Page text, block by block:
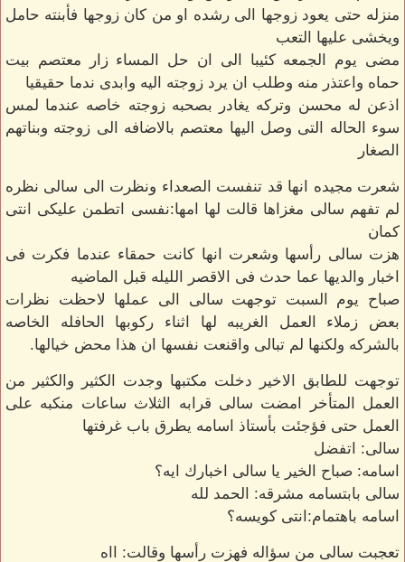
منزله حتى يعود زوجها الى رشده او من كان زوجها فأبنته حامل
ويخشى عليها التعب
مضى يوم الجمعه كئيبا الى ان حل المساء زار معتصم بيت
حماه واعتذر منه وطلب ان يرد زوجته اليه وابدى ندما حقيقيا
اذعن له محسن وتركه يغادر بصحبه زوجته خاصه عندما لمس
سوء الحاله التى وصل اليها معتصم بالاضافه الى زوجته وبناتهم
الصغار
شعرت مجيده انها قد تنفست الصعداء ونظرت الى سالى نظره
لم تفهم سالى مغزاها قالت لها امها:نفسى اتطمن عليكى انتى
كمان
هزت سالى رأسها وشعرت انها كانت حمقاء عندما فكرت فى
اخبار والديها عما حدث فى الاقصر الليله قبل الماضيه
صباح يوم السبت توجهت سالى الى عملها لاحظت نظرات
بعض زملاء العمل الغريبه لها اثناء ركوبها الحافله الخاصه
بالشركه ولكنها لم تبالى واقنعت نفسها ان هذا محض خيالها.
توجهت للطابق الاخير دخلت مكتبها وجدت الكثير والكثير من
العمل المتأخر امضت سالى قرابه الثلاث ساعات منكبه على
العمل حتى فؤجئت بأستاذ اسامه يطرق باب غرفتها
سالى: اتفضل
اسامه: صباح الخير يا سالى اخبارك ايه؟
سالى بابتسامه مشرقه: الحمد لله
اسامه باهتمام:انتى كويسه؟
تعجبت سالى من سؤاله فهزت رأسها وقالت: ااه